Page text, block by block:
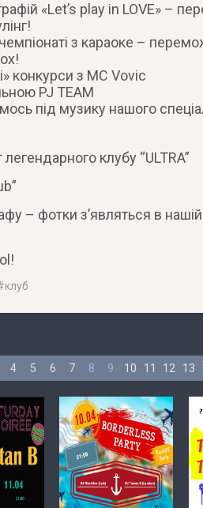
«Let’s play in LOVE» –
з караоке –
конкурси з MC Vovic
PJ TEAM
під музику нашого
клубу “ULTRA”
– фотки з’являться в нашій
клуб
4 5 6 7 8 9 10 11 12 13